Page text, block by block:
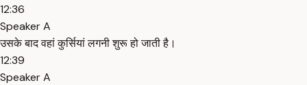
12:36
Speaker A
उसके बाद वहां कुर्सियां लगनी शुरू हो जाती है।
12:39
Speaker A